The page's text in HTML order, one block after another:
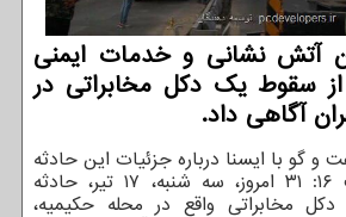
آتش نشانی و خدمات ایمنی
از سقوط یك دكل مخابراتی در
آگاهی داد.
و گو با ایسنا درباره جزئیات این حادثه
اظهار داشت: ساعت ۱۶: ۳۱ امروز، سه شنبه، ۱۷ تیر، حادثه
مخابراتی واقع در محله حکیمیه،